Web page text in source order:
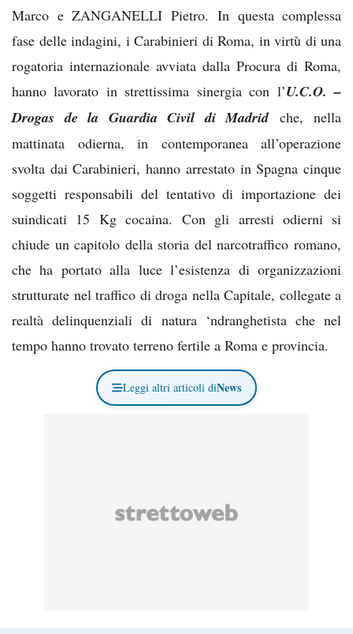
Marco e ZANGANELLI Pietro. In questa complessa
fase delle indagini, i Carabinieri di Roma, in virtù di una
rogatoria internazionale avviata dalla Procura di Roma,
hanno lavorato in strettissima sinergia con l’U.C.O. –
Drogas de la Guardia Civil di Madrid che, nella
mattinata odierna, in contemporanea all’operazione
svolta dai Carabinieri, hanno arrestato in Spagna cinque
soggetti responsabili del tentativo di importazione dei
suindicati 15 Kg cocaina. Con gli arresti odierni si
chiude un capitolo della storia del narcotraffico romano,
che ha portato alla luce l’esistenza di organizzazioni
strutturate nel traffico di droga nella Capitale, collegate a
realtà delinquenziali di natura ‘ndranghetista che nel
tempo hanno trovato terreno fertile a Roma e provincia.
Leggi altri articoli diNews